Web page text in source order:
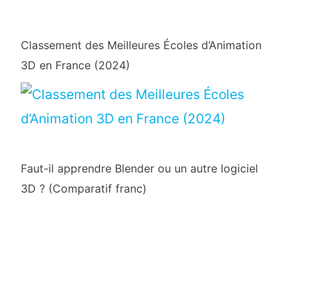
Classement des Meilleures Écoles d’Animation
3D en France (2024)
Faut-il apprendre Blender ou un autre logiciel
3D ? (Comparatif franc)